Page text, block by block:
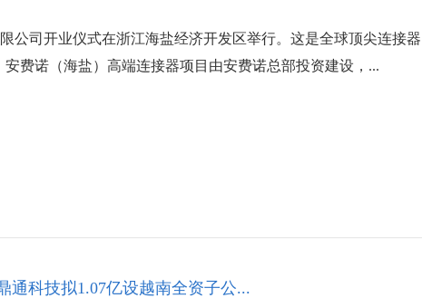
公司开业仪式在浙江海盐经济开发区举行。这是全球顶尖连接器
费诺（海盐）高端连接器项目由安费诺总部投资建设，...
通科技拟1.07亿设越南全资子公...